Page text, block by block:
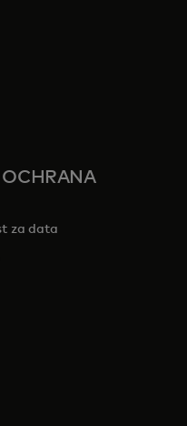
OCHRANA
za data